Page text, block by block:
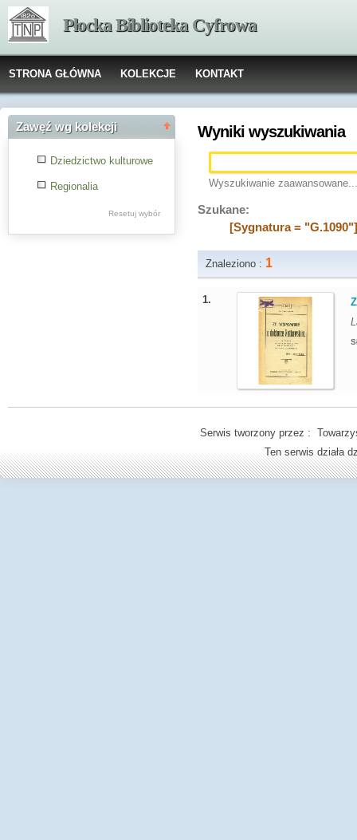
Płocka Biblioteka Cyfrowa
STRONA GŁÓWNA KOLEKCJE KONTAKT
Zawęź wg kolekcji
Dziedzictwo kulturowe
Regionalia
Resetuj wybór
Wyniki wyszukiwania
Wyszukiwanie zaawansowane...
Szukane:
[Sygnatura =
Znaleziono : 1
1.
Serwis tworzony przez :
Ten serwis działa